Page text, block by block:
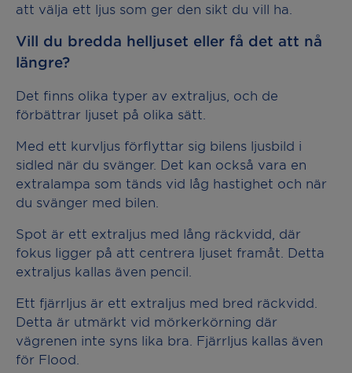
att välja ett ljus som ger den sikt du vill ha.
Vill du bredda helljuset eller få det att nå
längre?
Det finns olika typer av extraljus, och de
förbättrar ljuset på olika sätt.
Med ett kurvljus förflyttar sig bilens ljusbild i
sidled när du svänger. Det kan också vara en
extralampa som tänds vid låg hastighet och när
du svänger med bilen.
Spot är ett extraljus med lång räckvidd, där
fokus ligger på att centrera ljuset framåt. Detta
extraljus kallas även pencil.
Ett fjärrljus är ett extraljus med bred räckvidd.
Detta är utmärkt vid mörkerkörning där
vägrenen inte syns lika bra. Fjärrljus kallas även
för Flood.